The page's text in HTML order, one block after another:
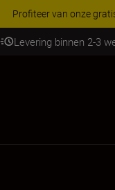
KORTING OP
Levering binnen 2-3